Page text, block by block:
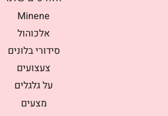
Minene
אלכוהול
סידורי בלונים
צעצועים
על גלגלים
מצעים